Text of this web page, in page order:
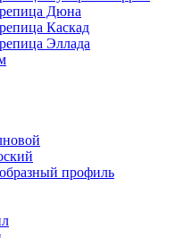
Дюна
Каскад
Эллада
профиль